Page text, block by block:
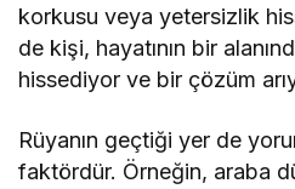
korkusu veya yetersizlik
de kişi, hayatının bir
hissediyor ve bir çözüm
Rüyanın geçtiği yer de
faktördür. Örneğin, araba